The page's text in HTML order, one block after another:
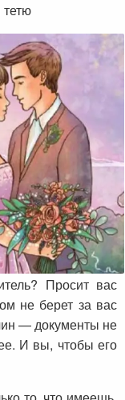
Просит вас
не берет за вас
— документы не
И вы, чтобы его